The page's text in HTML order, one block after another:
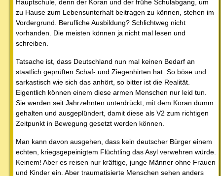
Hauptschule, denn der Koran und der frühe Schulabgang, um
zu Hause zum Lebensunterhalt beitragen zu können, stehen im
Vordergrund. Berufliche Ausbildung? Schlichtweg nicht
vorhanden. Die meisten können ja nicht mal lesen und
schreiben.
Tatsache ist, dass Deutschland nun mal keinen Bedarf an
staatlich geprüften Schaf- und Ziegenhirten hat. So böse und
sarkastisch wie sich das anhört, so bitter ist die Realität.
Eigentlich können einem diese armen Menschen nur leid tun.
Sie werden seit Jahrzehnten unterdrückt, mit dem Koran dumm
gehalten und ausgeplündert, damit diese als V2 zum richtigen
Zeitpunkt in Bewegung gesetzt werden können.
Man kann davon ausgehen, dass kein deutscher Bürger einem
echten, kriegsgepeinigtem Flüchtling das Asyl verwehren würde.
Keinem! Aber es reisen nur kräftige, junge Männer ohne Frauen
und Kinder ein. Aber traumatisierte Menschen sehen anders